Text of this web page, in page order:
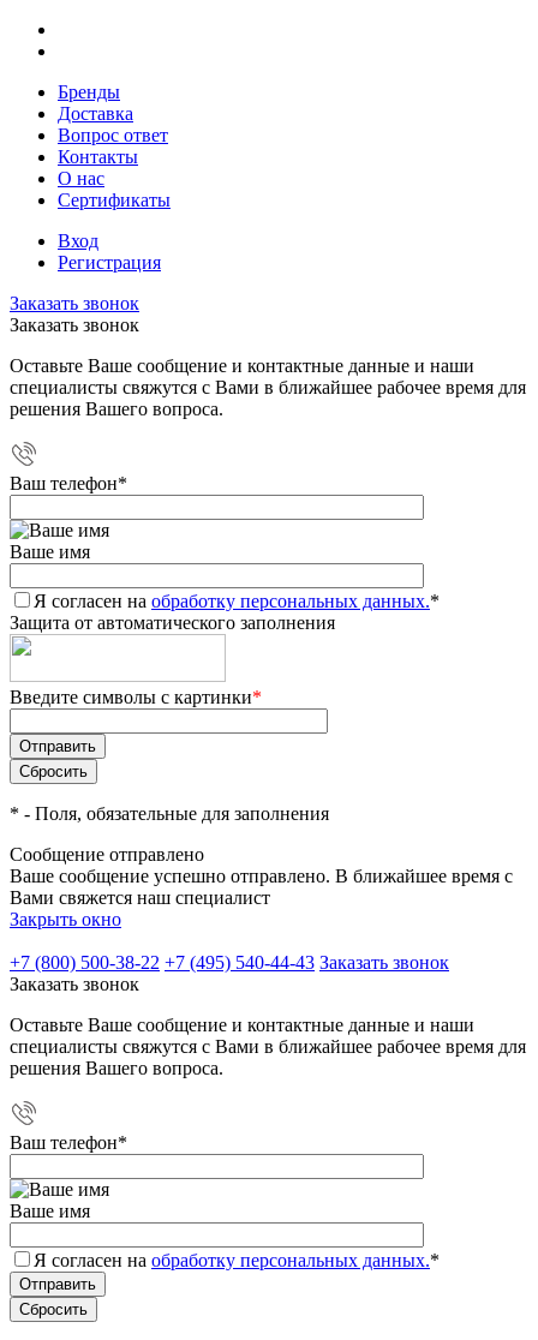
Бренды
Доставка
Вопрос ответ
Контакты
О нас
Сертификаты
Вход
Регистрация
Заказать звонок
Заказать звонок
Оставьте Ваше сообщение и контактные данные и наши
специалисты свяжутся с Вами в ближайшее рабочее время для
решения Вашего вопроса.
Ваш телефон*
Ваше имя
Я согласен на обработку персональных данных.*
Защита от автоматического заполнения
Введите символы с картинки*
* - Поля, обязательные для заполнения
Сообщение отправлено
Ваше сообщение успешно отправлено. В ближайшее время с
Вами свяжется наш специалист
Закрыть окно
+7 (800) 500-38-22 +7 (495) 540-44-43 Заказать звонок
Заказать звонок
Оставьте Ваше сообщение и контактные данные и наши
специалисты свяжутся с Вами в ближайшее рабочее время для
решения Вашего вопроса.
Ваш телефон*
Ваше имя
Я согласен на обработку персональных данных.*